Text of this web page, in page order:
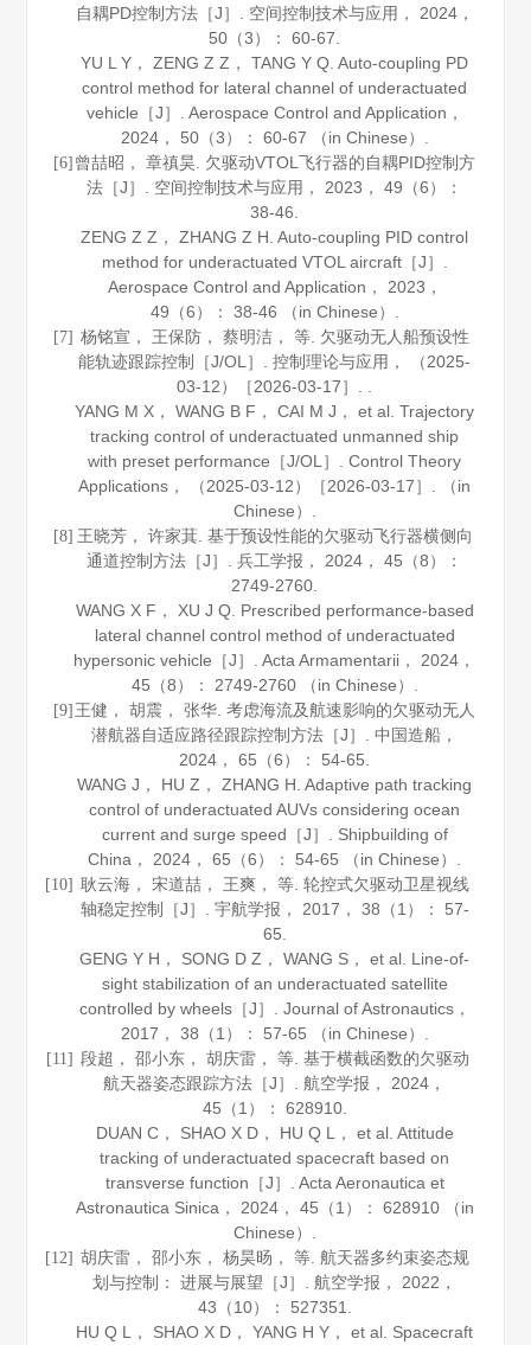
自耦PD控制方法［J］. 空间控制技术与应用 ， 2024，
50 （3）： 60-67.
YU L Y， ZENG Z Z， TANG Y Q. Auto-coupling PD
control method for lateral channel of underactuated
vehicle［J］. Aerospace Control and Application ，
2024， 50（3）： 60-67 （in Chinese）.
[6] 曾喆昭， 章禛昊. 欠驱动VTOL飞行器的自耦PID控制方
法［J］. 空间控制技术与应用 ， 2023 ，49 （6）：
38-46.
ZENG Z Z， ZHANG Z H. Auto-coupling PID control
method for underactuated VTOL aircraft［J］.
Aerospace Control and Application ， 2023 ，
49 （6）： 38-46 （in Chinese）.
[7] 杨铭宣， 王保防， 蔡明洁， 等. 欠驱动无人船预设性
能轨迹跟踪控制［J/OL］.控制理论与应用 ， （2025-
03-12）［2026-03-17］. .
YANG M X， WANG B F， CAI M J， et al. Trajectory
tracking control of underactuated unmanned ship
with preset performance［J/OL］.Control Theory
Applications ， （2025-03-12）［2026-03-17］. （in
Chinese）.
[8] 王晓芳， 许家萁. 基于预设性能的欠驱动飞行器横侧向
通道控制方法［J］.兵工学报 ， 2024 ，45 （8）：
2749-2760.
WANG X F， XU J Q. Prescribed performance-based
lateral channel control method of underactuated
hypersonic vehicle［J］.Acta Armamentarii ， 2024 ，
45 （8）： 2749-2760 （in Chinese）.
[9] 王健， 胡震， 张华. 考虑海流及航速影响的欠驱动无人
潜航器自适应路径跟踪控制方法［J］.中国造船 ，
2024 ，65 （6）： 54-65.
WANG J， HU Z， ZHANG H. Adaptive path tracking
control of underactuated AUVs considering ocean
current and surge speed［J］. Shipbuilding of
China ， 2024 ，65 （6）： 54-65 （in Chinese）.
[10] 耿云海， 宋道喆， 王爽， 等. 轮控式欠驱动卫星视线
轴稳定控制［J］. 宇航学报 ， 2017 ， 38 （1）： 57-
65.
GENG Y H， SONG D Z， WANG S， et al. Line-of-
sight stabilization of an underactuated satellite
controlled by wheels［J］. Journal of Astronautics，
2017 ， 38 （1）： 57-65 （in Chinese）.
[11] 段超， 邵小东， 胡庆雷， 等. 基于横截函数的欠驱动
航天器姿态跟踪方法［J］.航空学报 ， 2024 ，
45 （1）： 628910.
DUAN C， SHAO X D， HU Q L， et al. Attitude
tracking of underactuated spacecraft based on
transverse function［J］. Acta Aeronautica et
Astronautica Sinica ， 2024， 45 （1）： 628910 （in
Chinese）.
[12] 胡庆雷， 邵小东， 杨昊旸， 等. 航天器多约束姿态规
划与控制： 进展与展望［J］.航空学报 ， 2022 ，
43 （10）： 527351.
HU Q L， SHAO X D， YANG H Y， et al. Spacecraft